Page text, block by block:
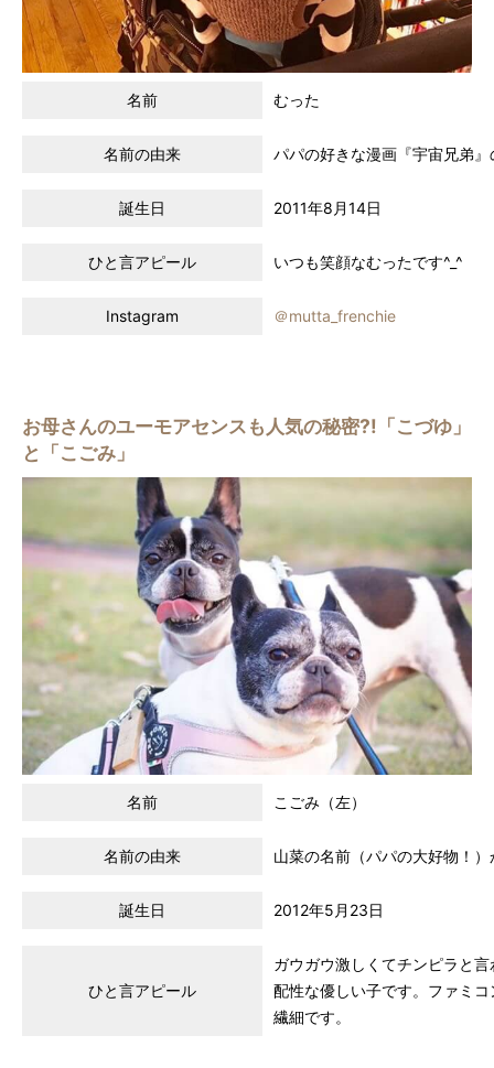
名前 むった
名前の由来 パパの好きな漫画『宇宙兄弟
誕生日 2011年8月14日
ひと言アピール いつも笑顔なむったです^_^
Instagram ＠mutta_frenchie
お母さんのユーモアセンスも人気の秘密?!「こづゆ」
と「こごみ」
名前 こごみ（左）
名前の由来 山菜の名前（パパの大好物！）
誕生日 2012年5月23日
ひと言アピール
ガウガウ激しくてチンピラと
配性な優しい子です。ファミ
繊細です。